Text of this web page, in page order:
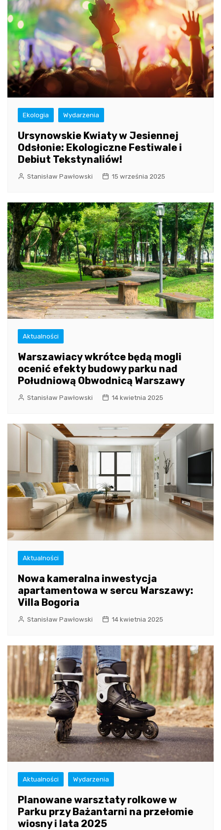
Ekologia Wydarzenia
Ursynowskie Kwiaty w Jesiennej
Odsłonie: Ekologiczne Festiwale i
Debiut Tekstynaliów!
Stanisław Pawłowski 15 września 2025
Aktualności
Warszawiacy wkrótce będą mogli
ocenić efekty budowy parku nad
Południową Obwodnicą Warszawy
Stanisław Pawłowski 14 kwietnia 2025
Aktualności
Nowa kameralna inwestycja
apartamentowa w sercu Warszawy:
Villa Bogoria
Stanisław Pawłowski 14 kwietnia 2025
Aktualności Wydarzenia
Planowane warsztaty rolkowe w
Parku przy Bażantarni na przełomie
wiosny i lata 2025